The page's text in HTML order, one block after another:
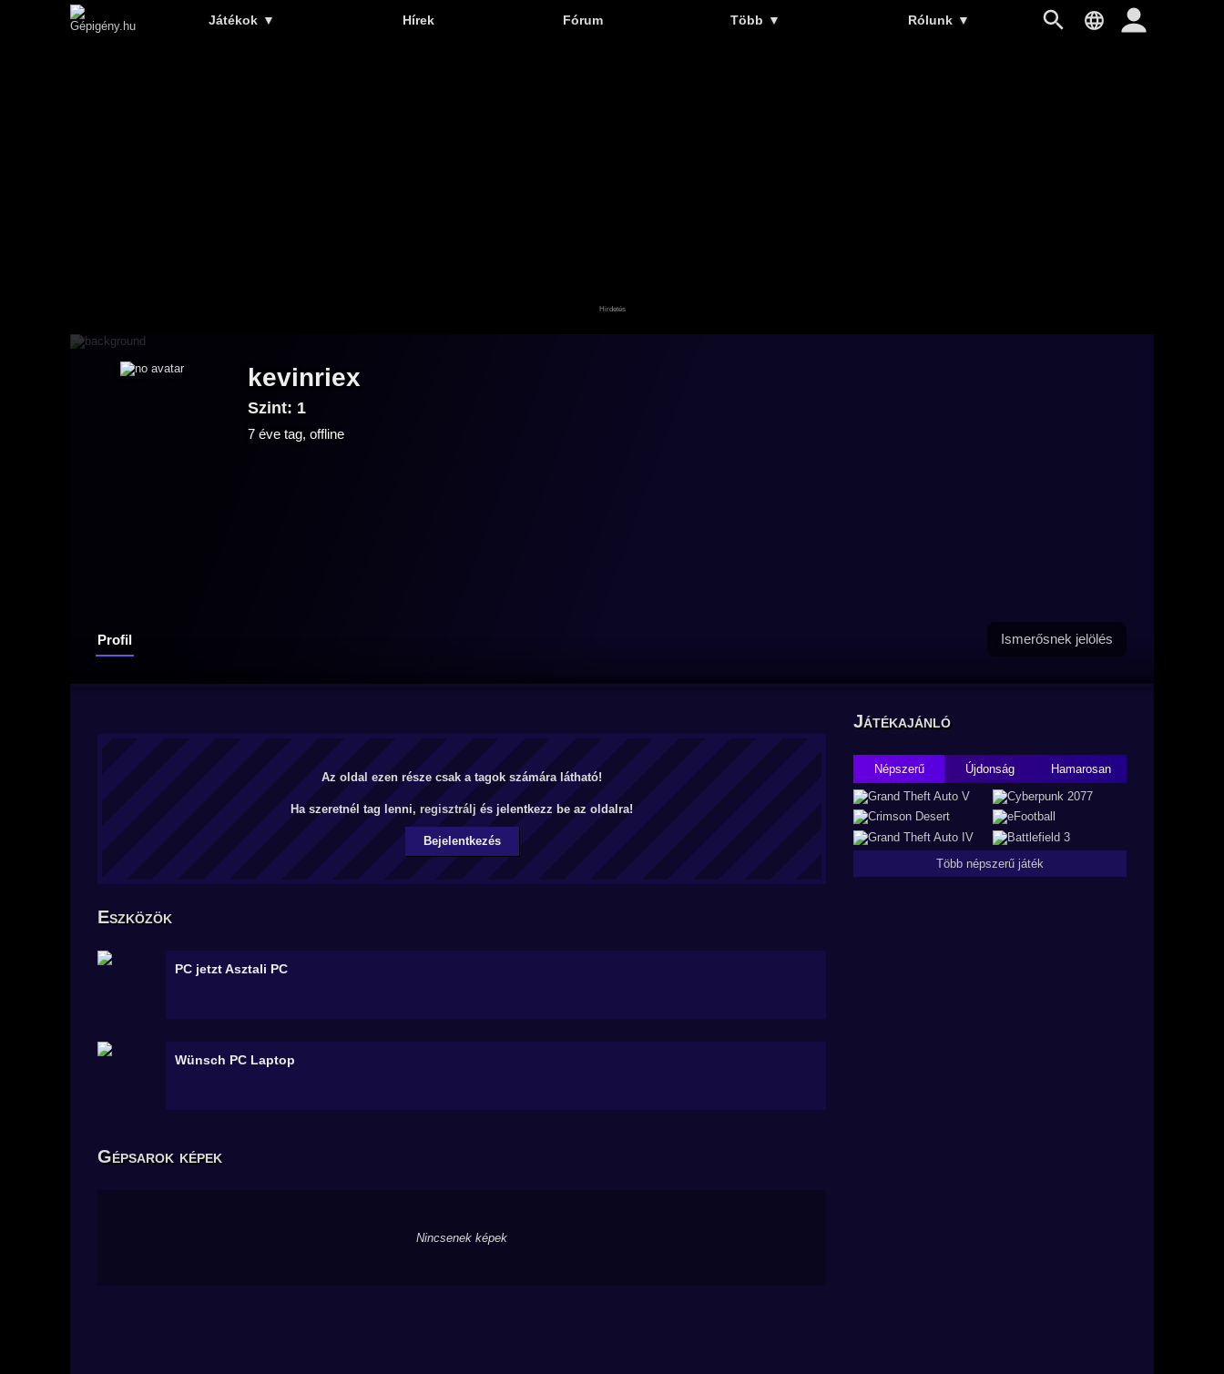
Játékok ▼ Hírek Fórum Több ▼ Rólunk ▼
kevinriex
Szint: 1
7 éve tag, offline
Profil Ismerősnek jelölés
Az oldal ezen része csak a tagok számára látható!
Ha szeretnél tag lenni, regisztrálj és jelentkezz be az oldalra!
Bejelentkezés
Eszközök
PC jetztAsztali PC
Wünsch PC Laptop
Gépsarok képek
Nincsenek képek
Játékajánló
Népszerű Újdonság Hamarosan
Több népszerű játék